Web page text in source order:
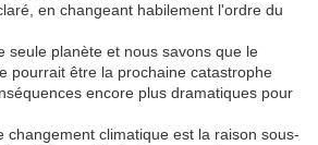
en changeant habilement l'ordre du
seule planète et nous savons que le
pourrait être la prochaine catastrophe
encore plus dramatiques pour
changement climatique est la raison sous-